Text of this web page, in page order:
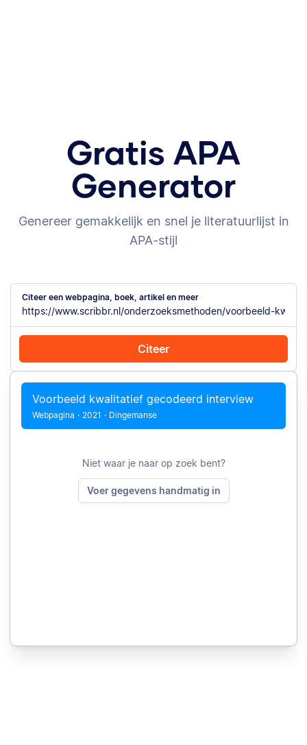
Gratis APA
Generator
Genereer gemakkelijk en snel je literatuurlijst in
APA-stijl
Citeer een webpagina, boek, artikel en meer
Citeer
Citeer met Chrome Citeer handmatig
Voorbeeld kwalitatief gecodeerd interview
Webpagina · 2021 · Dingemanse
Niet waar je naar op zoek bent?
Voer gegevens handmatig in